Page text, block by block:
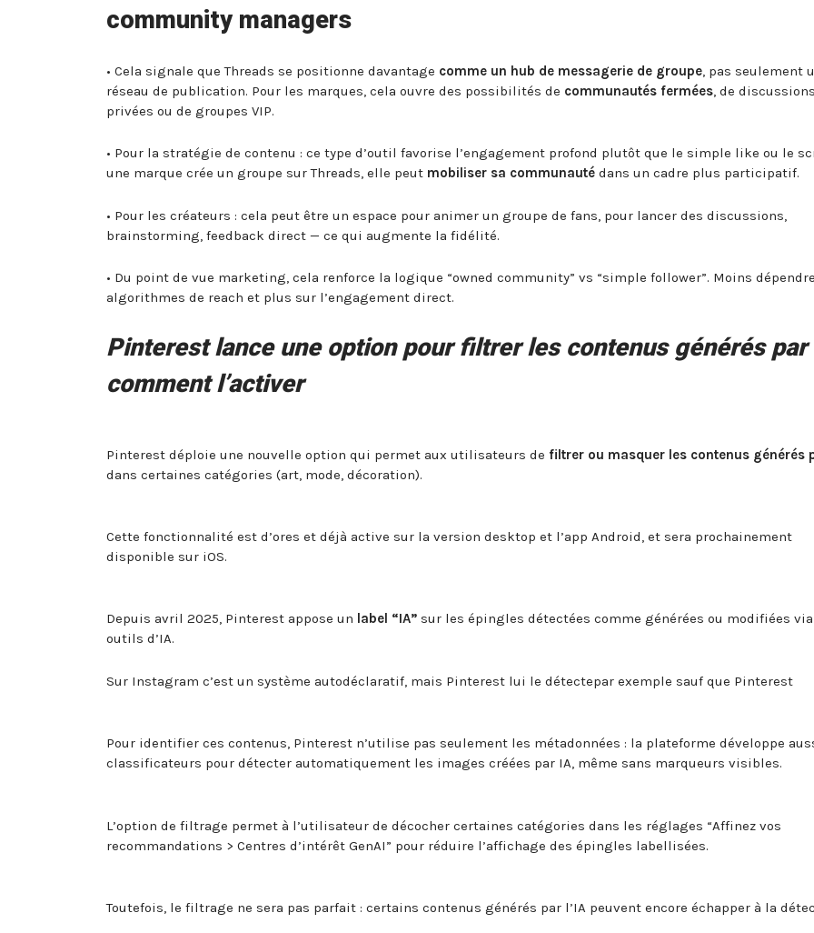
community managers
• Cela signale que Threads se positionne davantage comme un hub de messagerie de groupe, pas seulement
réseau de publication. Pour les marques, cela ouvre des possibilités de communautés fermées, de discussions
privées ou de groupes VIP.
• Pour la stratégie de contenu : ce type d’outil favorise l’engagement profond plutôt que le simple like ou le
une marque crée un groupe sur Threads, elle peut mobiliser sa communauté dans un cadre plus participatif.
• Pour les créateurs : cela peut être un espace pour animer un groupe de fans, pour lancer des discussions,
brainstorming, feedback direct — ce qui augmente la fidélité.
• Du point de vue marketing, cela renforce la logique “owned community” vs “simple follower”. Moins
algorithmes de reach et plus sur l’engagement direct.
Pinterest lance une option pour filtrer les contenus générés par
comment l’activer
Pinterest déploie une nouvelle option qui permet aux utilisateurs de filtrer ou masquer les contenus générés
dans certaines catégories (art, mode, décoration).
Cette fonctionnalité est d’ores et déjà active sur la version desktop et l’app Android, et sera prochainement
disponible sur iOS.
Depuis avril 2025, Pinterest appose un label “IA” sur les épingles détectées comme générées ou modifiées
outils d’IA.
Sur Instagram c’est un système autodéclaratif, mais Pinterest lui le détectepar exemple sauf que Pinterest
Pour identifier ces contenus, Pinterest n’utilise pas seulement les métadonnées : la plateforme développe
classificateurs pour détecter automatiquement les images créées par IA, même sans marqueurs visibles.
L’option de filtrage permet à l’utilisateur de décocher certaines catégories dans les réglages “Affinez vos
recommandations > Centres d’intérêt GenAI” pour réduire l’affichage des épingles labellisées.
Toutefois, le filtrage ne sera pas parfait : certains contenus générés par l’IA peuvent encore échapper à la